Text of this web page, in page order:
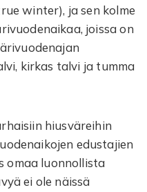
winter), ja sen kolme
joissa on
kirkas talvi ja tumma
hiusväreihin
edustajien
omaa luonnollista
ei ole näissä